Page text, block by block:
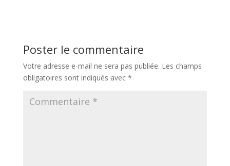
Poster le commentaire
Votre adresse e-mail ne sera pas publiée. Les champs
obligatoires sont indiqués avec *